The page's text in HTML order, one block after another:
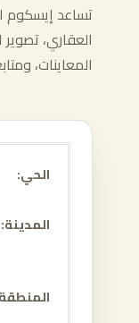
تساعد إيسكوم
العقاري، تصوير
المعاينات،
الحي
المدينة
المنطقة